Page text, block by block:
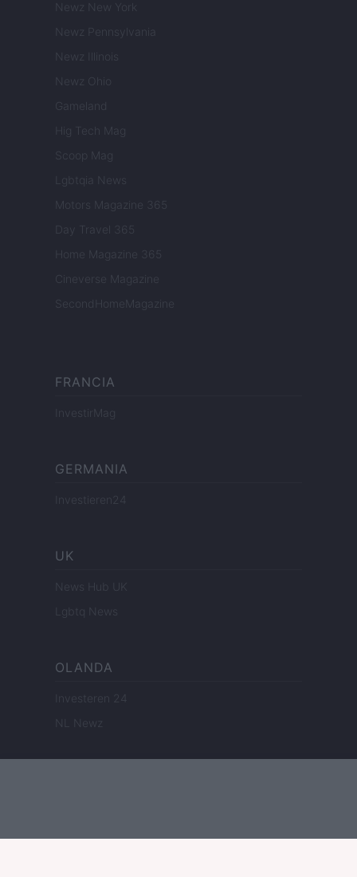
Newz New York
Newz Pennsylvania
Newz Illinois
Newz Ohio
Gameland
Hig Tech Mag
Scoop Mag
Lgbtqia News
Motors Magazine 365
Day Travel 365
Home Magazine 365
Cineverse Magazine
SecondHomeMagazine
FRANCIA
InvestirMag
GERMANIA
Investieren24
UK
News Hub UK
Lgbtq News
OLANDA
Investeren 24
NL Newz